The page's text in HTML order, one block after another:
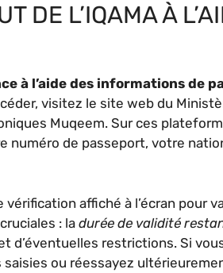
DE L’IQAMA À
à l’aide des informations de
visitez le site web du
Muqeem. Sur ces
numéro de passeport, votre
affiché à l’écran pour
: la durée de validité
d’éventuelles restrictions. Si
ou réessayez